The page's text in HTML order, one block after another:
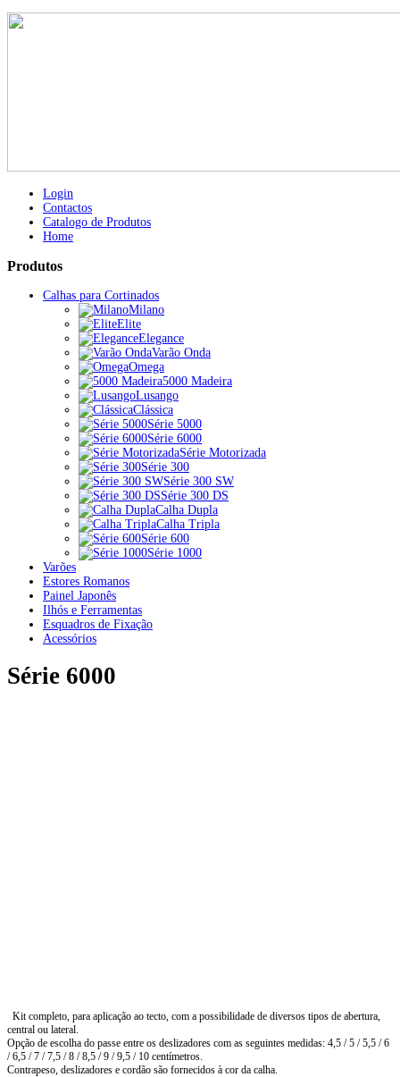
Login
Contactos
Catalogo de Produtos
Home
Produtos
Calhas para Cortinados
Milano
Elite
Elegance
Varão Onda
Omega
5000 Madeira
Lusango
Clássica
Série 5000
Série 6000
Série Motorizada
Série 300
Série 300 SW
Série 300 DS
Calha Dupla
Calha Tripla
Série 600
Série 1000
Varões
Estores Romanos
Painel Japonês
Ilhós e Ferramentas
Esquadros de Fixação
Acessórios
Série 6000
Kit completo, para aplicação ao tecto, com a possibilidade de diversos tipos de abertura,
central ou lateral.
Opção de escolha do passe entre os deslizadores com as seguintes medidas: 4,5 / 5 / 5,5 / 6
/ 6,5 / 7 / 7,5 / 8 / 8,5 / 9 / 9,5 / 10 centímetros.
Contrapeso, deslizadores e cordão são fornecidos à cor da calha.